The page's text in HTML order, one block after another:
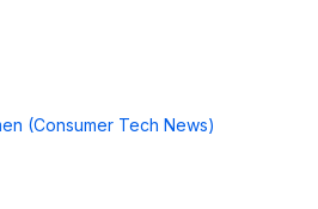
(Consumer Tech News)